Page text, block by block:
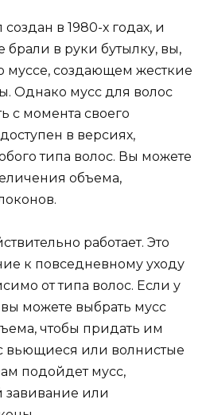
в 1980-х годах, и
брали в руки бутылку, вы,
муссе, создающем жесткие
Однако мусс для волос
с момента своего
в версиях,
типа волос. Вы можете
объема,
работает. Это
к повседневному уходу
от типа волос. Если у
можете выбрать мусс
чтобы придать им
вьющиеся или волнистые
подойдет мусс,
или